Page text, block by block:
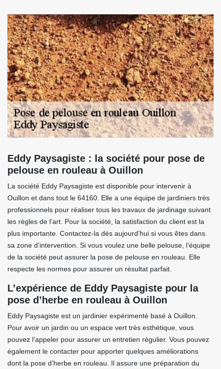
Eddy Paysagiste : la société pour pose de
pelouse en rouleau à Ouillon
La société Eddy Paysagiste est disponible pour intervenir à
Ouillon et dans tout le 64160. Elle a une équipe de jardiniers très
professionnels pour réaliser tous les travaux de jardinage suivant
les règles de l’art. Pour la société, la satisfaction du client est la
plus importante. Contactez-la dès aujourd’hui si vous êtes dans
sa zone d’intervention. Si vous voulez une belle pelouse, l’équipe
de la société peut assurer la pose de pelouse en rouleau. Elle
respecte les normes pour assurer un résultat parfait.
L’expérience de Eddy Paysagiste pour la
pose d’herbe en rouleau à Ouillon
Eddy Paysagiste est un jardinier expérimenté basé à Ouillon.
Pour avoir un jardin ou un espace vert très esthétique, vous
pouvez l’appeler pour assurer un entretien régulier. Vous pouvez
également le contacter pour apporter quelques améliorations
dont la pose d’herbe en rouleau. Il assure une préparation du